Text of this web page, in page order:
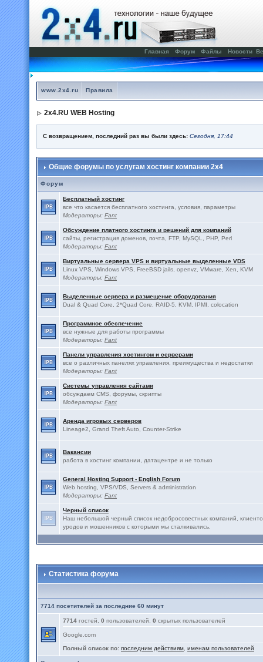
Главная Форум Файлы Новости
www.2x4.ru Правила
2x4.RU WEB Hosting
С возвращением, последний раз вы были здесь: Сегодня, 17:44
Общие форумы по услугам хостинг компании 2x4
Форум
Бесплатный хостинг
все что касается бесплатного хостинга, условия, параметры
Модераторы: Fant
Обсуждение платного хостинга и решений для компаний
сайты, регистрация доменов, почта, FTP, MySQL, PHP, Perl
Модераторы: Fant
Виртуальные сервера VPS и виртуальные выделенные VDS
Linux VPS, Windows VPS, FreeBSD jails, openvz, VMware, Xen, KVM
Модераторы: Fant
Выделенные сервера и размещение оборудования
Dual & Quad Core, 2*Quad Core, RAID-5, KVM, IPMI, colocation
Программное обеспечение
все нужные для работы программы
Модераторы: Fant
Панели управления хостингом и серверами
все о различных панелях управления, преимущества и недостатки
Модераторы: Fant
Системы управления сайтами
обсуждаем CMS, форумы, скрипты
Модераторы: Fant
Аренда игровых серверов
Lineage2, Grand Theft Auto, Counter-Strike
Вакансии
работа в хостинг компании, датацентре и не только
General Hosting Support - English Forum
Web hosting, VPS/VDS, Servers & administration
Модераторы: Fant
Черный список
Наш небольшой черный список недобросовестных компаний,
уродов и мошенников с которыми мы сталкивались.
Статистика форума
7714 посетителей за последние 60 минут
7714 гостей, 0 пользователей, 0 скрытых пользователей
Google.com
Полный список по: последним действиям именам пользователей